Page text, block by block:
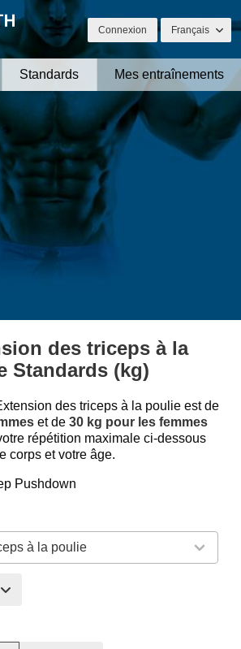
Connexion Français
Standards Mes entraînements
des triceps à la
Standards (kg)
des triceps à la poulie est de
et de 30 kg pour les femmes
répétition maximale ci-dessous
corps et votre âge.
Pushdown